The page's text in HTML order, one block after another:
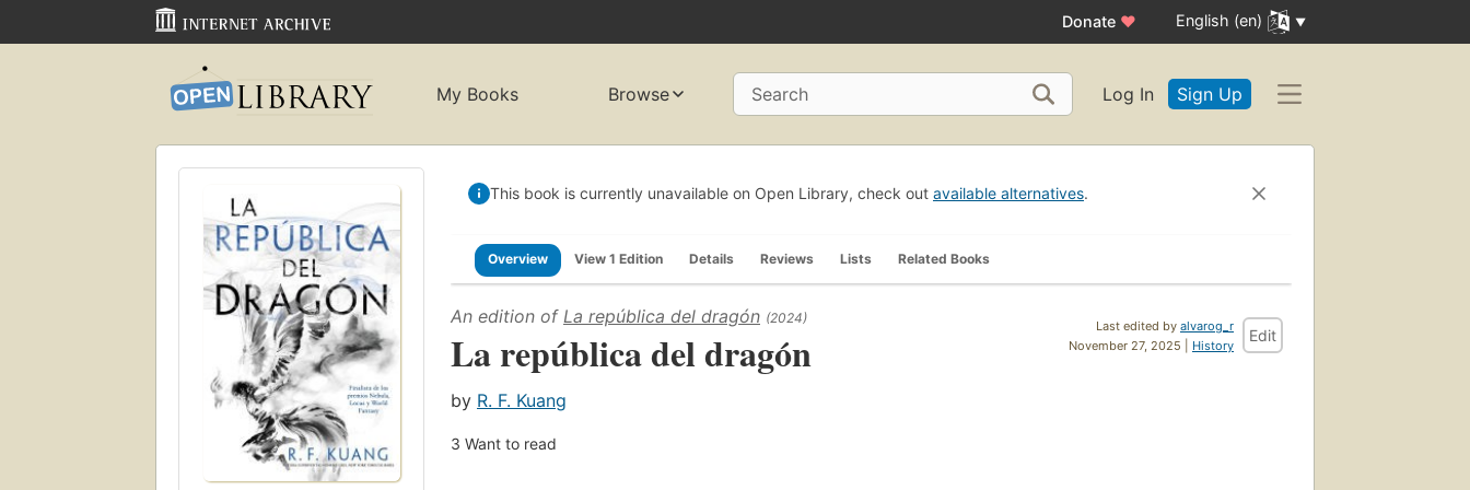
Donate ♥ English (en)
My Books Browse Search Log In Sign Up
This book is currently unavailable on Open Library, check out available alternatives.
Overview View 1 Edition Details Reviews Lists Related Books
Last edited by alvarog_r
November 27, 2025 | History
Edit
An edition of La república del dragón (2024)
La república del dragón
by R. F. Kuang
3 Want to read